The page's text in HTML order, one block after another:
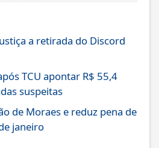
a retirada do Discord
TCU apontar R$ 55,4
suspeitas
de Moraes e reduz pena de
janeiro